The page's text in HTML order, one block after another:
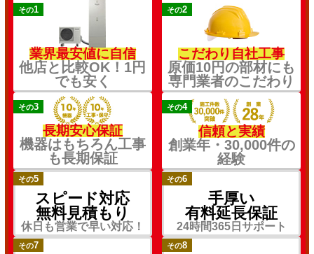
その1
業界最安値に自信
他店と比較OK！1円
でも安く
その2
こだわり自社工事
原価10円の部材にも
専門業者のこだわり
その3
長期安心保証
機器はもちろん工事
も長期保証
その4
信頼と実績
創業年・30,000件の
経験
その5
スピード対応
無料見積もり
休日も営業で早い対応！
その6
手厚い
有料延長保証
24時間365日サポート
その7 その8